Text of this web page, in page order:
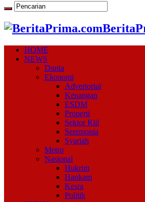
HOME
NEWS
Dunia
Ekonomi
Advertorial
Keuangan
ESDM
Properti
Sektor Riil
Seremonia
Syariah
Metro
Nasional
Hukrim
Hankam
Kesra
Politik